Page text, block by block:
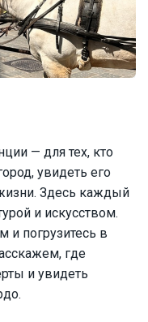
— для тех, кто
увидеть его
Здесь каждый
и искусством.
и погрузитесь в
где
и увидеть